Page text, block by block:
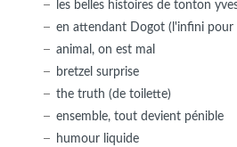
les belles histoires de tonton
en attendant Dogot (l'infini pour
animal, on est mal
bretzel surprise
the truth (de toilette)
ensemble, tout devient pénible
humour liquide